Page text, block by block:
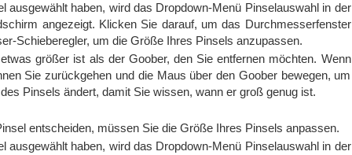
ausgewählt haben, wird das Dropdown-Menü Pinselauswahl in der
angezeigt. Klicken Sie darauf, um das Durchmesserfenster
Schieberegler, um die Größe Ihres Pinsels anzupassen.
größer ist als der Goober, den Sie entfernen möchten. Wenn
Sie zurückgehen und die Maus über den Goober bewegen, um
Pinsels ändert, damit Sie wissen, wann er groß genug ist.
entscheiden, müssen Sie die Größe Ihres Pinsels anpassen.
ausgewählt haben, wird das Dropdown-Menü Pinselauswahl in der